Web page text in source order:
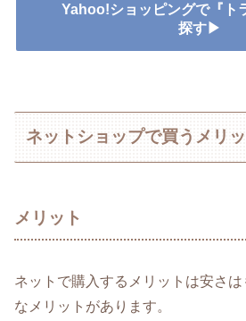
Yahoo!ショッピングで『ト
探す▶
ネットショップで買うメリ
メリット
ネットで購入するメリットは安さ
なメリットがあります。